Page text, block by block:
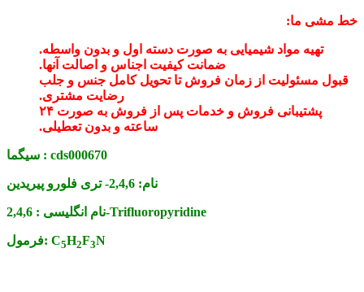
خط مشی ما:
تهیه مواد شیمیایی به صورت دسته اول و بدون واسطه.
ضمانت کیفیت اجناس و اصالت آنها.
قبول مسئولیت از زمان فروش تا تحویل کامل جنس و جلب
رضایت مشتری.
پشتیبانی فروش و خدمات پس از فروش به صورت ۲۴
ساعته و بدون تعطیلی.
سیگما : cds000670
نام: 2,4,6- تری فلورو پیریدین
نام انگلیسی :2,4,6-Trifluoropyridine
فرمول: C5H2F3N